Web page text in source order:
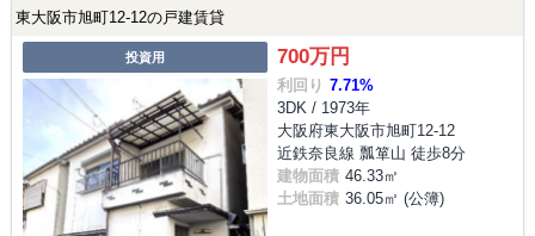
東大阪市旭町12-12の戸建賃貸
投資用 700万円
利回り 7.71%
3DK / 1973年
大阪府東大阪市旭町12-12
近鉄奈良線 瓢箪山 徒歩8分
建物面積 46.33㎡
土地面積 36.05㎡ (公簿)